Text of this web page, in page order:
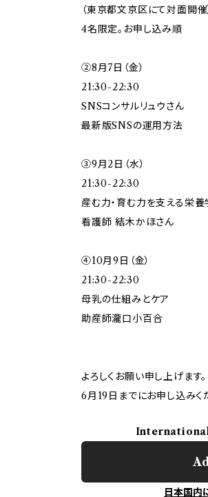
（東京都文京区にて対面開催
4名限定。お申し込み順
②8月7日（金）
21:30-22:30
SNSコンサルリュウさん
最新版SNSの運用方法
③9月2日（水）
21:30-22:30
産む力・育む力を支える栄養
看護師 結木かほさん
④10月9日（金）
21:30-22:30
母乳の仕組みとケア
助産師瀧口小百合
よろしくお願い申し上げます。
6月19日までにお申し込みく
日本国内